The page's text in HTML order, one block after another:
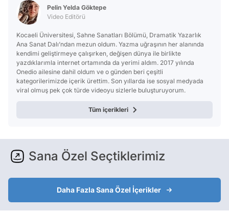
Pelin Yelda Göktepe
Video Editörü
Kocaeli Üniversitesi, Sahne Sanatları Bölümü, Dramatik Yazarlık
Ana Sanat Dalı’ndan mezun oldum. Yazma uğraşının her alanında
kendimi geliştirmeye çalışırken, değişen dünya ile birlikte
yazdıklarımla internet ortamında da yerimi aldım. 2017 yılında
Onedio ailesine dahil oldum ve o günden beri çeşitli
kategorilerimizde içerik ürettim. Son yıllarda ise sosyal medyada
viral olmuş pek çok türde videoyu sizlerle buluşturuyorum.
Tüm içerikleri
Sana Özel Seçtiklerimiz
Daha Fazla Sana Özel İçerikler